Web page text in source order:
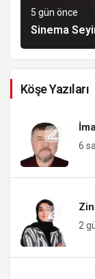
5 gün önce
Sinema
Köşe Yazıları
6
2